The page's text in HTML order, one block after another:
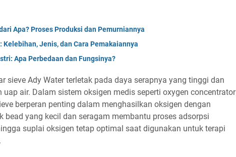
Apa? Proses Produksi dan Pemurniannya
Jenis, dan Cara Pemakaiannya
Apa Perbedaan dan Fungsinya?
sieve Ady Water terletak pada daya serapnya yang tinggi dan
air. Dalam sistem oksigen medis seperti oxygen concentrator
berperan penting dalam menghasilkan oksigen dengan
bead yang kecil dan seragam membantu proses adsorpsi
suplai oksigen tetap optimal saat digunakan untuk terapi